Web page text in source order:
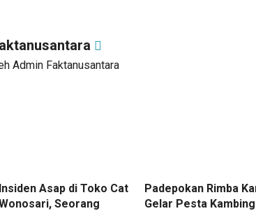
Admin Faktanusantara
Insiden Asap di Toko Cat
Seorang
Padepokan Rimba
Gelar Pesta Kambing